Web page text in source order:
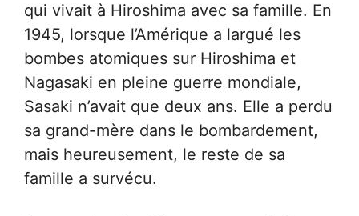
qui vivait à Hiroshima avec sa famille. En
1945, lorsque l’Amérique a largué les
bombes atomiques sur Hiroshima et
Nagasaki en pleine guerre mondiale,
Sasaki n’avait que deux ans. Elle a perdu
sa grand-mère dans le bombardement,
mais heureusement, le reste de sa
famille a survécu.